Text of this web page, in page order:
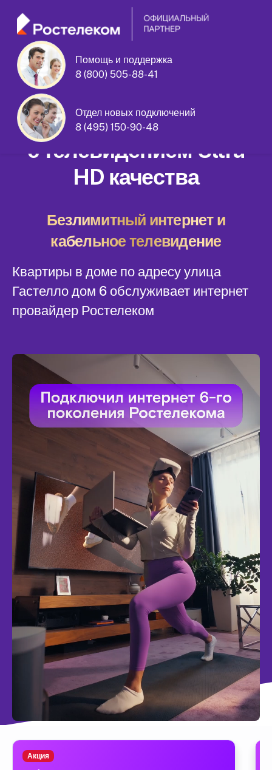
Помощь и поддержка
8 (800) 505-88-41
Отдел новых подключений
8 (495) 150-90-48
улица Гастелло дом 6
Домашний интернет
с телевидением Ultra
HD качества
Безлимитный интернет и
кабельное телевидение
Квартиры в доме по адресу улица
Гастелло дом 6 обслуживает интернет
провайдер Ростелеком
Акция